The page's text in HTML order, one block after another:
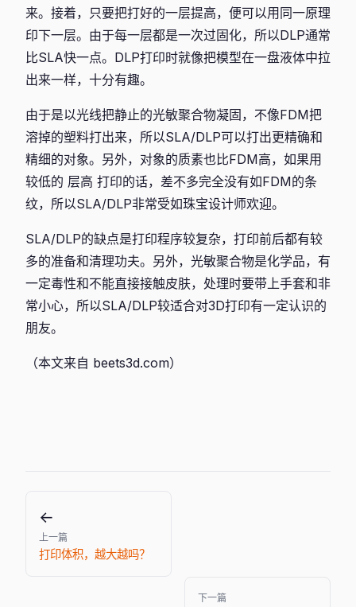
来。接着，只要把打好的一层提高，便可以用同一原理
印下一层。由于每一层都是一次过固化，所以DLP通常
比SLA快一点。DLP打印时就像把模型在一盘液体中拉
出来一样，十分有趣。
由于是以光线把静止的光敏聚合物凝固，不像FDM把
溶掉的塑料打出来，所以SLA/DLP可以打出更精确和
精细的对象。另外，对象的质素也比FDM高，如果用
较低的 层高 打印的话，差不多完全没有如FDM的条
纹，所以SLA/DLP非常受如珠宝设计师欢迎。
SLA/DLP的缺点是打印程序较复杂，打印前后都有较
多的准备和清理功夫。另外，光敏聚合物是化学品，有
一定毒性和不能直接接触皮肤，处理时要带上手套和非
常小心，所以SLA/DLP较适合对3D打印有一定认识的
朋友。
（本文来自 beets3d.com）
←
上一篇
打印体积，越大越吗？
下一篇